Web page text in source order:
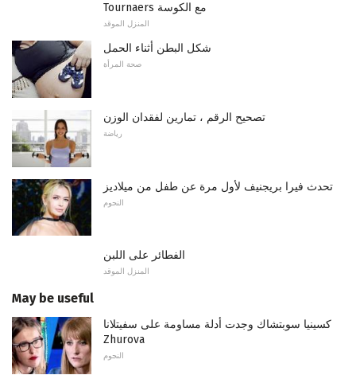
Tournaers مع الكوسة
المنزل الموقد
شكل البطن أثناء الحمل
صحة المرأة
تصحيح الرقم ، تمارين لفقدان الوزن
رياضة
تحدث فيرا بريجنيف لأول مرة عن طفل من ميلاديز
النجوم
الفطائر على اللبن
المنزل الموقد
May be useful
كسينيا سوبتشاك وجدت أدلة مساومة على سفيتلانا
Zhurova
النجوم